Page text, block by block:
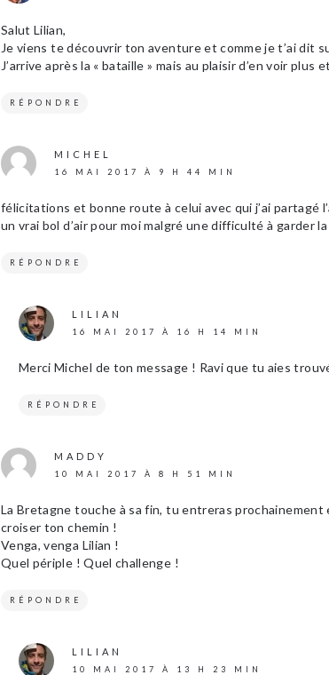
Salut Lilian,
Je viens te découvrir ton aventure et comme je t’ai dit
J’arrive après la « bataille » mais au plaisir d’en voir
RÉPONDRE
MICHEL
16 MAI 2017 À 9 H 44 MIN
félicitations et bonne route à celui avec qui j’ai partagé
un vrai bol d’air pour moi malgré une difficulté à garder
RÉPONDRE
LILIAN
16 MAI 2017 À 16 H 14 MIN
Merci Michel de ton message ! Ravi que tu aies
RÉPONDRE
MADDY
10 MAI 2017 À 8 H 51 MIN
La Bretagne touche à sa fin, tu entreras
croiser ton chemin !
Venga, venga Lilian !
Quel périple ! Quel challenge !
RÉPONDRE
LILIAN
10 MAI 2017 À 13 H 23 MIN